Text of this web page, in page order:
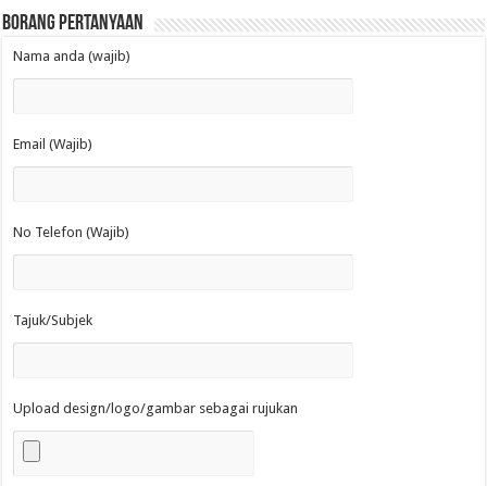
Borang Pertanyaan
Nama anda (wajib)
Email (Wajib)
No Telefon (Wajib)
Tajuk/Subjek
Upload design/logo/gambar sebagai rujukan